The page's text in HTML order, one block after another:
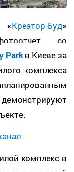
«Креатор-Буд»
со
Park в Киеве за
комплекса
комплекс в